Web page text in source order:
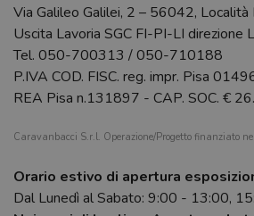
Via Galileo Galilei, 2 – 56042, Località
Uscita Lavoria SGC FI-PI-LI direzione
Tel. 050-700313 /050-710188
P.IVA COD. FISC. reg. impr. Pisa
REA Pisa n.131897 - CAP. SOC. €
Caravanbacci S.r.l. Operazione/Progetto finanziato
Orario estivo di apertura
Dal Lunedì al Sabato: 9:00 - 13:00,